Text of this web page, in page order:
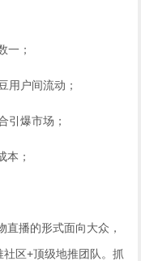
一；
用户间流动；
引爆市场；
本；
播的形式面向大众，
区+顶级地推团队。抓